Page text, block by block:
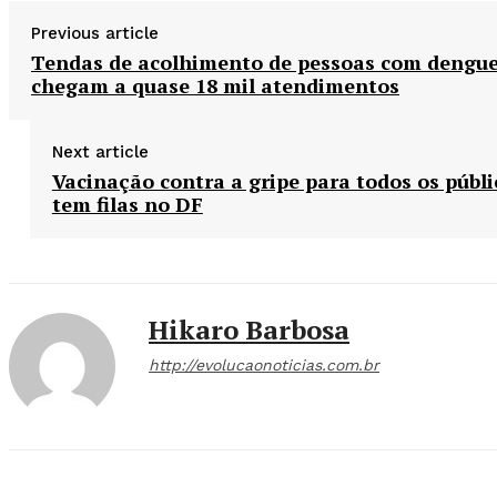
Previous article
Tendas de acolhimento de pessoas com
chegam a quase 18 mil atendimentos
Next article
Vacinação contra a gripe para todos os
tem filas no DF
Hikaro Barbosa
http://evolucaonoticias.com.br